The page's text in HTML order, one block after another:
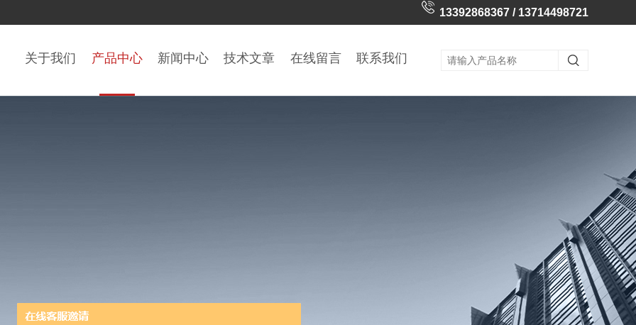
13392868367 / 13714498721
关于我们 产品中心 新闻中心 技术文章 在线留言 联系我们